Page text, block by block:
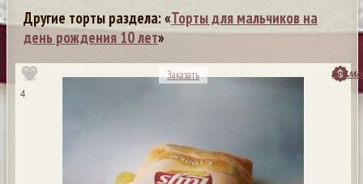
Другие торты раздела: «Торты для мальчиков на
день рождения 10 лет»
4
Заказать